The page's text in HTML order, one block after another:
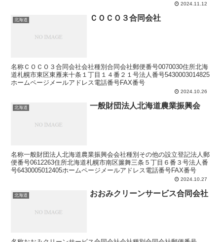
2024.11.12
北海道 ＣＯＣＯ３合同会社
名称ＣＯＣＯ３合同会社会社種別合同会社郵便番号0070030住所北海
道札幌市東区東雁来十条１丁目１４番２１号法人番号5430003014825
ホームページメールアドレス電話番号FAX番号
2024.10.26
北海道 一般財団法人北海道農業振興会
名称一般財団法人北海道農業振興会会社種別その他の設立登記法人郵
便番号0612263住所北海道札幌市南区簾舞三条５丁目６番３号法人番
号6430005012405ホームページメールアドレス電話番号FAX番号
2024.10.27
北海道 おおみクリーンサービス合同会社